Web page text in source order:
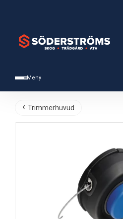
Meny
Trimmerhuvud